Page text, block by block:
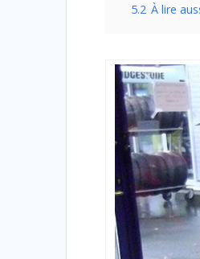
5.2 À lire